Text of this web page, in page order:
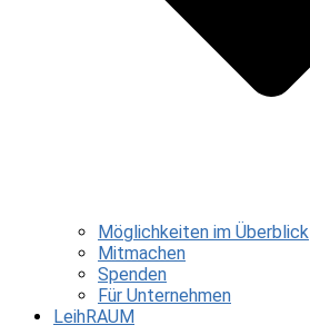
Möglichkeiten im Überblick
Mitmachen
Spenden
Für Unternehmen
LeihRAUM